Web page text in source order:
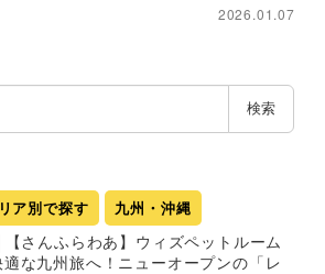
2026.01.07
検索
ア別で探す 九州・沖縄
【さんふらわあ】ウィズペットルーム
適な九州旅へ！ニューオープンの「レ